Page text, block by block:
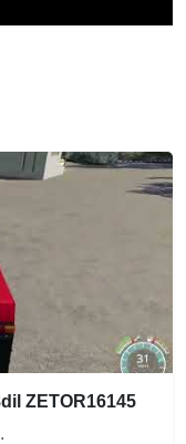
ZETOR16145